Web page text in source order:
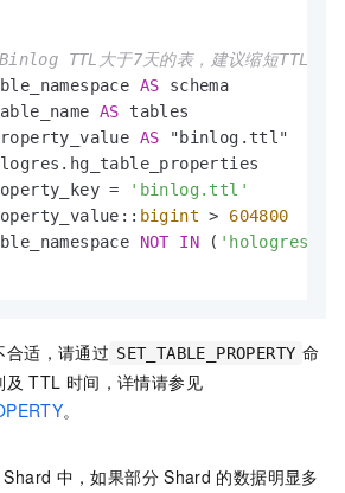
TTL大于7天的表，建议缩短TTL
AS schema
AS tables
AS
=
'binlog.ttl'
bigint >
604800
NOT IN ( 'hologres'
合适，请通过 SET_TABLE_PROPERTY 命
及 TTL 时间，详情请参见
。
Shard 中，如果部分 Shard 的数据明显多